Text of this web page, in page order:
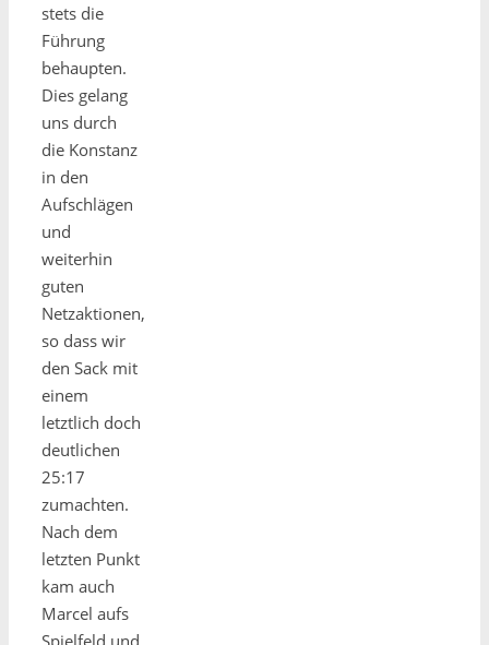
stets die
Führung
behaupten.
Dies gelang
uns durch
die Konstanz
in den
Aufschlägen
und
weiterhin
guten
Netzaktionen,
so dass wir
den Sack mit
einem
letztlich doch
deutlichen
25:17
zumachten.
Nach dem
letzten Punkt
kam auch
Marcel aufs
Spielfeld und